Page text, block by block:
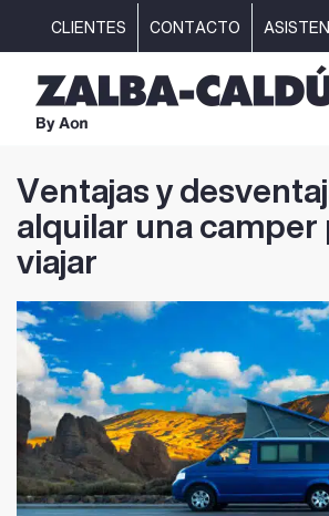
contenido
CLIENTES CONTACTO
Ventajas y
alquilar una camper
viajar